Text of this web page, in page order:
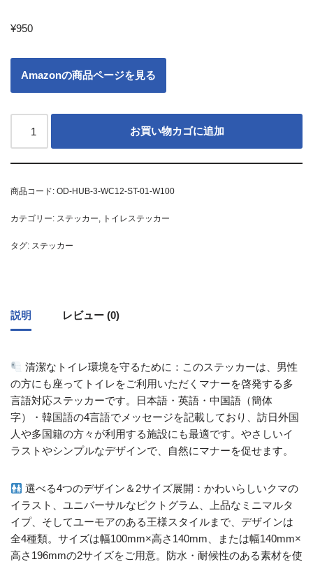
¥950
Amazonの商品ページを見る
お買い物カゴに追加
商品コード: OD-HUB-3-WC12-ST-01-W100
カテゴリー: ステッカー, トイレステッカー
タグ: ステッカー
説明 レビュー (0)
清潔なトイレ環境を守るために：このステッカーは、男性
の方にも座ってトイレをご利用いただくマナーを啓発する多
言語対応ステッカーです。日本語・英語・中国語（簡体
字）・韓国語の4言語でメッセージを記載しており、訪日外国
人や多国籍の方々が利用する施設にも最適です。やさしいイ
ラストやシンプルなデザインで、自然にマナーを促せます。
選べる4つのデザイン＆2サイズ展開：かわいらしいクマの
イラスト、ユニバーサルなピクトグラム、上品なミニマルタ
イプ、そしてユーモアのある王様スタイルまで、デザインは
全4種類。サイズは幅100mm×高さ140mm、または幅140mm×
高さ196mmの2サイズをご用意。防水・耐候性のある素材を使